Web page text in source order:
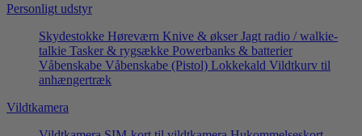
Personligt udstyr
Skydestokke Høreværn Knive & økser Jagt radio / walkie-
talkie Tasker & rygsække Powerbanks & batterier
Våbenskabe Våbenskabe (Pistol) Lokkekald Vildtkurv til
anhængertræk
Vildtkamera